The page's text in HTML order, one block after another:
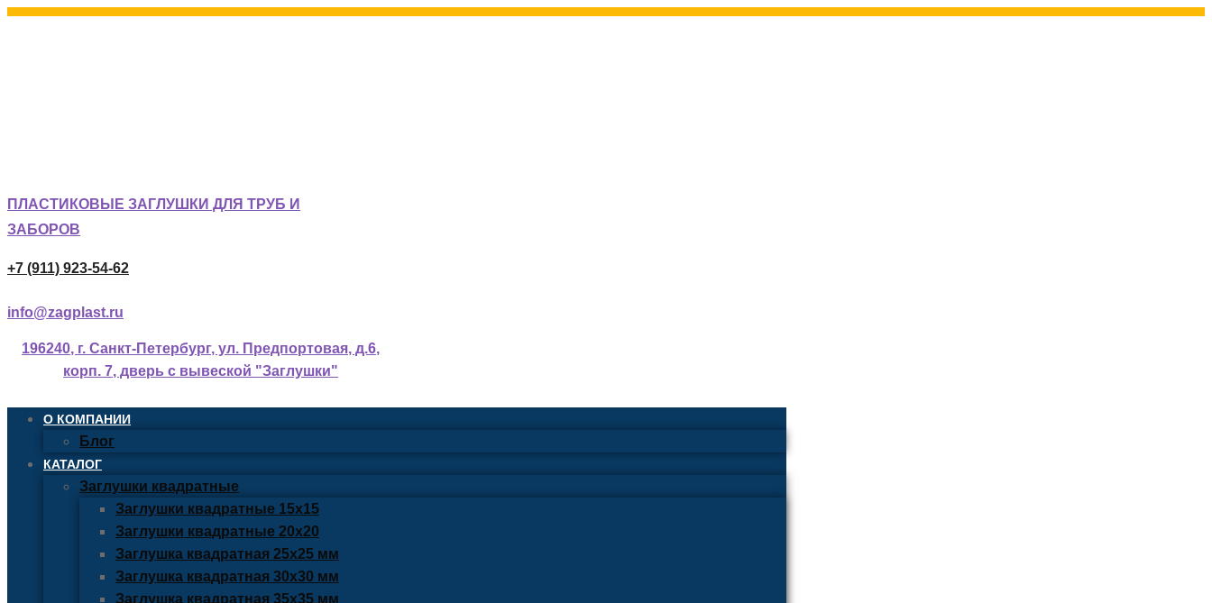
ПЛАСТИКОВЫЕ ЗАГЛУШКИ ДЛЯ ТРУБ И
ЗАБОРОВ
+7 (911) 923-54-62
info@zagplast.ru
196240, г. Санкт-Петербург, ул. Предпортовая, д.6,
корп. 7, дверь с вывеской "Заглушки"
О КОМПАНИИ
Блог
КАТАЛОГ
Заглушки квадратные
Заглушки квадратные 15х15
Заглушки квадратные 20х20
Заглушка квадратная 25х25 мм
Заглушка квадратная 30х30 мм
Заглушка квадратная 35х35 мм